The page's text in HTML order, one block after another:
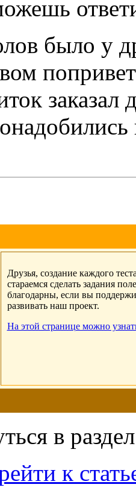
было у
заказал
Друзья, создание каждого
стараемся сделать задания
благодарны, если вы
развивать наш проект.
На этой странице можно
в раздел
к